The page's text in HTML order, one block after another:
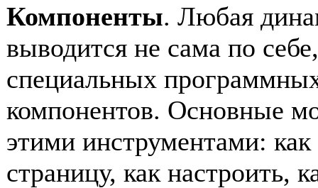
Компоненты. Любая
выводится не сама по
специальных
компонентов. Основные
этими инструментами:
страницу, как настроить,